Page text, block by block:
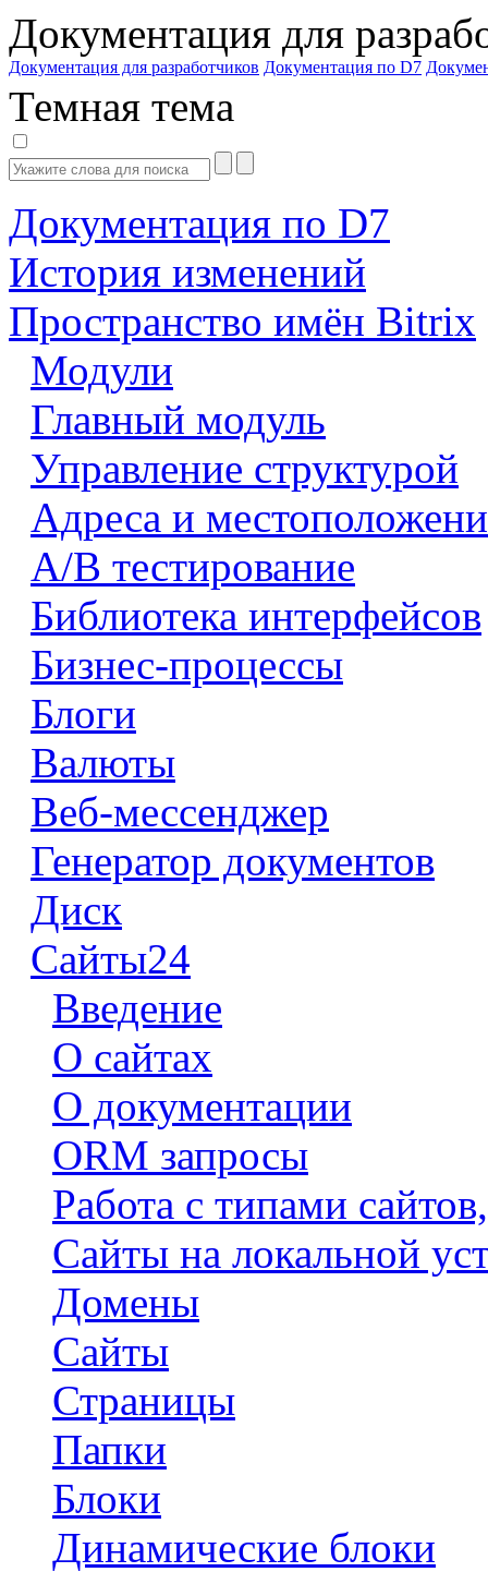
Документация для
Документация для разработчиков Документация по D7
Темная тема
Документация по D7
История изменений
Пространство имён Bitrix
Модули
Главный модуль
Управление структурой
Адреса и
А/В тестирование
Библиотека интерфейсов
Бизнес-процессы
Блоги
Валюты
Веб-мессенджер
Генератор документов
Диск
Сайты24
Введение
О сайтах
О документации
ORM запросы
Работа с типами
Сайты на локальной
Домены
Сайты
Страницы
Папки
Блоки
Динамические блоки